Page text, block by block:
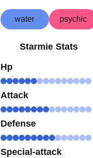
water psychic
Starmie Stats
Hp
Attack
Defense
Special-attack